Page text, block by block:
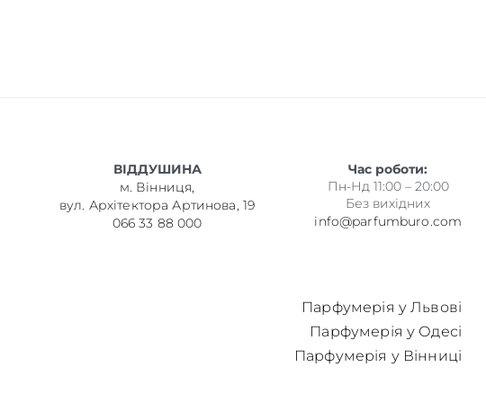
ВІДДУШИНА
м. Вінниця,
вул. Архітектора Артинова, 19
066 33 88 000
Час роботи:
Пн-Нд 11:00 – 20:00
Без вихідних
info@parfumburo.com
Парфумерія у Львові
Парфумерія у Одесі
Парфумерія у Вінниці